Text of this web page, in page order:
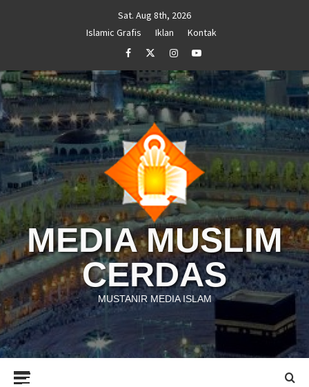
Sat. Aug 8th, 2026
Islamic Grafis
Iklan
Kontak
FacebookTwitterInstagramYoutube
MEDIA MUSLIM
CERDAS
MUSTANIR MEDIA ISLAM